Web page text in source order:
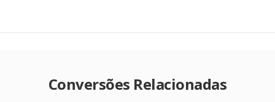
Conversões Relacionadas